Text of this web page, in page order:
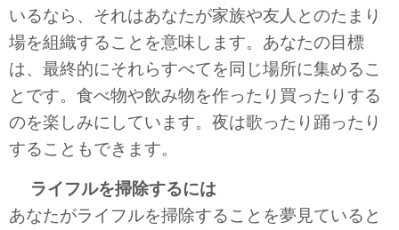
いるなら、それはあなたが家族や友人とのたまり
場を組織することを意味します。あなたの目標
は、最終的にそれらすべてを同じ場所に集めるこ
とです。食べ物や飲み物を作ったり買ったりする
のを楽しみにしています。夜は歌ったり踊ったり
することもできます。
ライフルを掃除するには
あなたがライフルを掃除することを夢見ていると